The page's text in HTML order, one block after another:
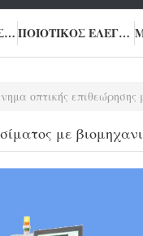
ΓΎΡΟΣ ΕΡΓΟΣΤΑΣΊΩΝ ΠΟΙΟΤΙΚΌΣ ΈΛΕΓΧΟΣ
οπτικής επιθεώρησης
με